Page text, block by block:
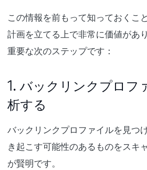
この情報を前もって知っておくこ
計画を立てる上で非常に価値があ
重要な次のステップです：
1. バックリンクプロフ
析する
バックリンクプロファイルを見つ
き起こす可能性のあるものをスキ
が賢明です。